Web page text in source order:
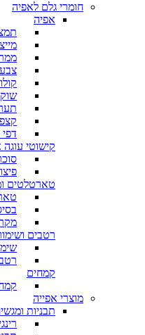
חומרי גלם לאפיה
אפיה
קישוטי עוגה
טארטלטים
רטבים
קמחים
מוצרי אפייה
תבניות